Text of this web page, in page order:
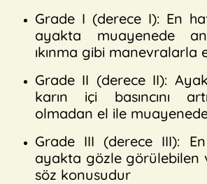
Grade I (derece I): En
ayakta muayenede
ıkınma gibi manevralarla
Grade II (derece II):
karın içi basıncını
olmadan el ile
Grade III (derece III):
ayakta gözle görülebilen
söz konusudur